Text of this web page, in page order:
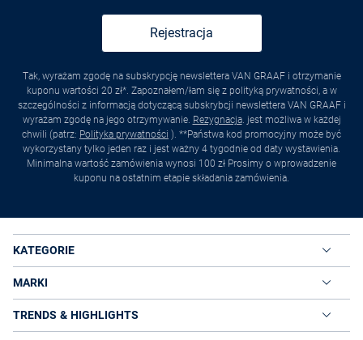
Rejestracja
Tak, wyrażam zgodę na subskrypcję newslettera VAN GRAAF i otrzymanie
kuponu wartości 20 zł*. Zapoznałem/łam się z polityką prywatności, a w
szczególności z informacją dotyczącą subskrybcji newslettera VAN GRAAF i
wyrażam zgodę na jego otrzymywanie. Rezygnacja. jest możliwa w każdej
chwili (patrz: Polityka prywatności ). **Państwa kod promocyjny może być
wykorzystany tylko jeden raz i jest ważny 4 tygodnie od daty wystawienia.
Minimalna wartość zamówienia wynosi 100 zł Prosimy o wprowadzenie
kuponu na ostatnim etapie składania zamówienia.
KATEGORIE
MARKI
TRENDS & HIGHLIGHTS